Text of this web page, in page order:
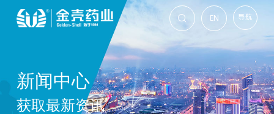
导航
EN

新闻中心
获取最新资讯